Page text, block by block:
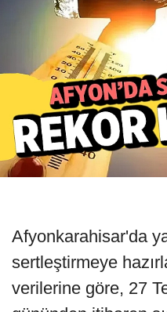
Afyonkarahisar'da
sertleştirmeye
verilerine göre, 27